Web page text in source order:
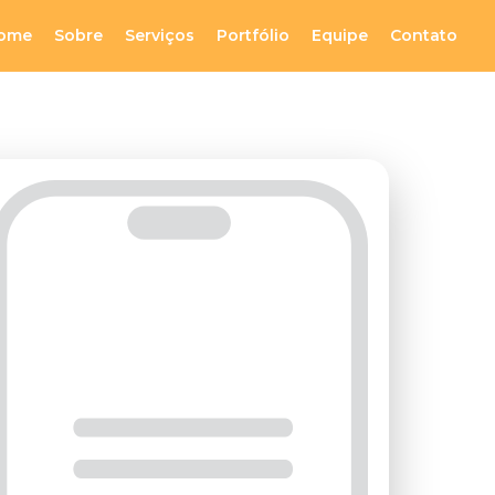
Sobre Serviços Portfólio Equipe Contato